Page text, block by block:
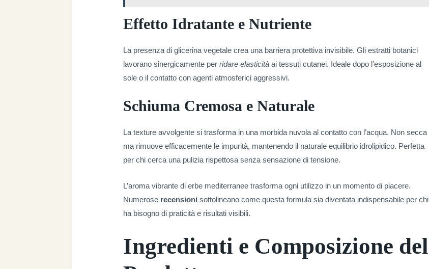
Effetto Idratante e Nutriente
La presenza di glicerina vegetale crea una barriera protettiva invisibile. Gli estratti botanici
lavorano sinergicamente perridare elasticità ai tessuti cutanei. Ideale dopo l’esposizione al
sole o il contatto con agenti atmosferici aggressivi.
Schiuma Cremosa e Naturale
La texture avvolgente si trasforma in una morbida nuvola al contatto con l’acqua. Non secca
ma rimuove efficacemente le impurità, mantenendo il naturale equilibrio idrolipidico. Perfetta
per chi cerca una pulizia rispettosa senza sensazione di tensione.
L’aroma vibrante di erbe mediterranee trasforma ogni utilizzo in un momento di piacere.
Numerose recensioni sottolineano come questa formula sia diventata indispensabile per chi
ha bisogno di praticità e risultati visibili.
Ingredienti e Composizione del